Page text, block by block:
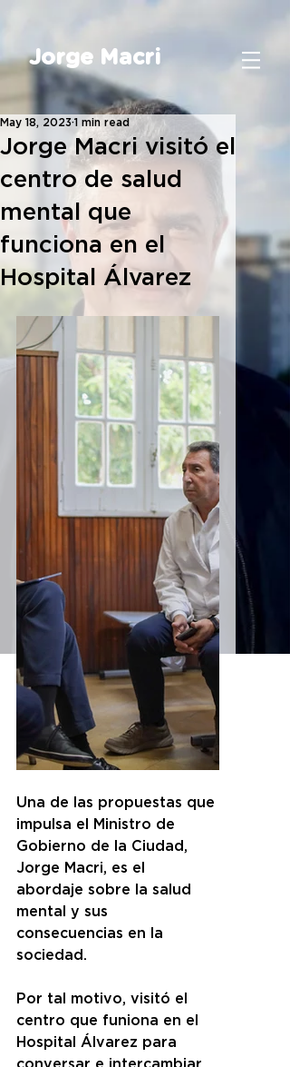
Jorge Macri
Jorge Macri visitó el
centro de salud
mental que
funciona en el
Hospital Álvarez
May 18, 2023 1 min read
Una de las propuestas que
impulsa el Ministro de
Gobierno de la Ciudad,
Jorge Macri, es el
abordaje sobre la salud
mental y sus
consecuencias en la
sociedad.
Por tal motivo, visitó el
centro que funiona en el
Hospital Álvarez para